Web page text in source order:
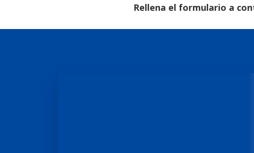
Rellena el formulario a